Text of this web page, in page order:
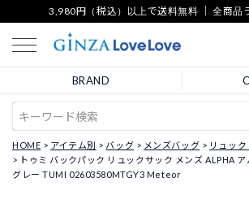
3,980円（税込）以上で送料無料 ｜ 全商品
BRAND
HOME アイテム別 バッグ メンズバッグ
リュッ
トゥミ バックパック リュックサック メンズ ALPHA
グレー TUMI 02603580MTGY3 Meteor